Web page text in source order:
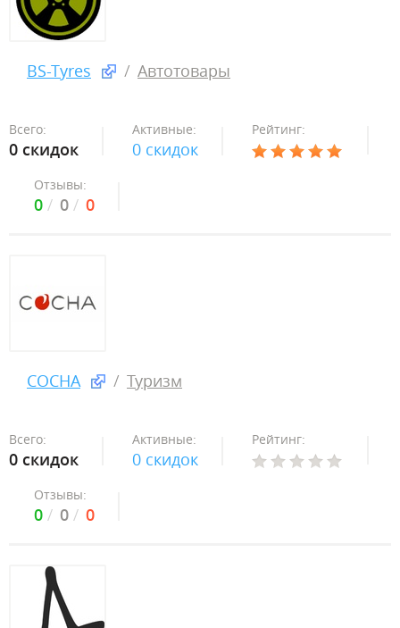
BS-Tyres Автотовары
Всего:
0 скидок
Активные:
0 скидок
Рейтинг:
Отзывы:
0 0 0
COCHA Туризм
Всего:
0 скидок
Активные:
0 скидок
Рейтинг:
Отзывы:
0 0 0